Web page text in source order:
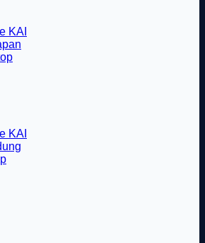
KAI
KAI